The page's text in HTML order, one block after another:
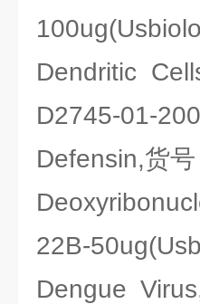
Dendritic
D2745-01-
Defensin,货
22B-
Dengue